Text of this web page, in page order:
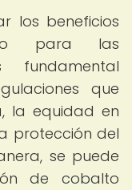
los beneficios
para las
fundamental
que
la equidad en
protección del
se puede
de cobalto